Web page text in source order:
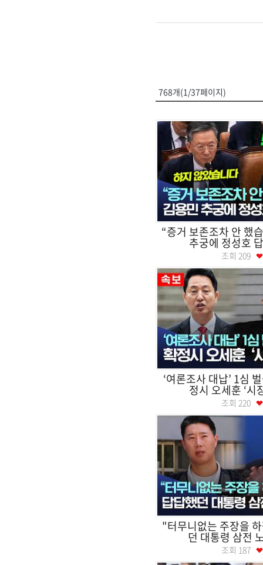
768개(1/37페이지)
“증거 보존조차 안 했
추궁에 정성호
조회 209
‘여론조사 대납’ 1심
정시 오세훈 ‘시
조회 220
"터무니없는 주장을
던 대통령 삼전
조회 187